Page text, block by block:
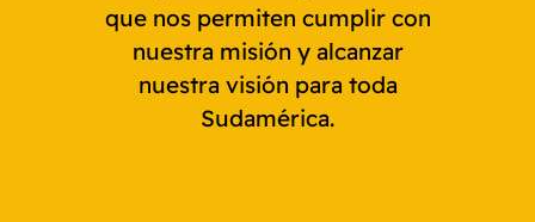
que nos permiten cumplir con
nuestra misión y alcanzar
nuestra visión para toda
Sudamérica.